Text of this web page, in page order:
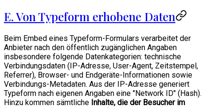
E. Von Typeform erhobene Daten
Beim Embed eines Typeform-Formulars verarbeitet der
Anbieter nach den öffentlich zugänglichen Angaben
insbesondere folgende Datenkategorien: technische
Verbindungsdaten (IP-Adresse, User-Agent, Zeitstempel,
Referrer), Browser- und Endgeräte-Informationen sowie
Verbindungs-Metadaten. Aus der IP-Adresse generiert
Typeform nach eigenen Angaben eine "Network ID" (Hash).
Hinzu kommen sämtliche Inhalte, die der Besucher im